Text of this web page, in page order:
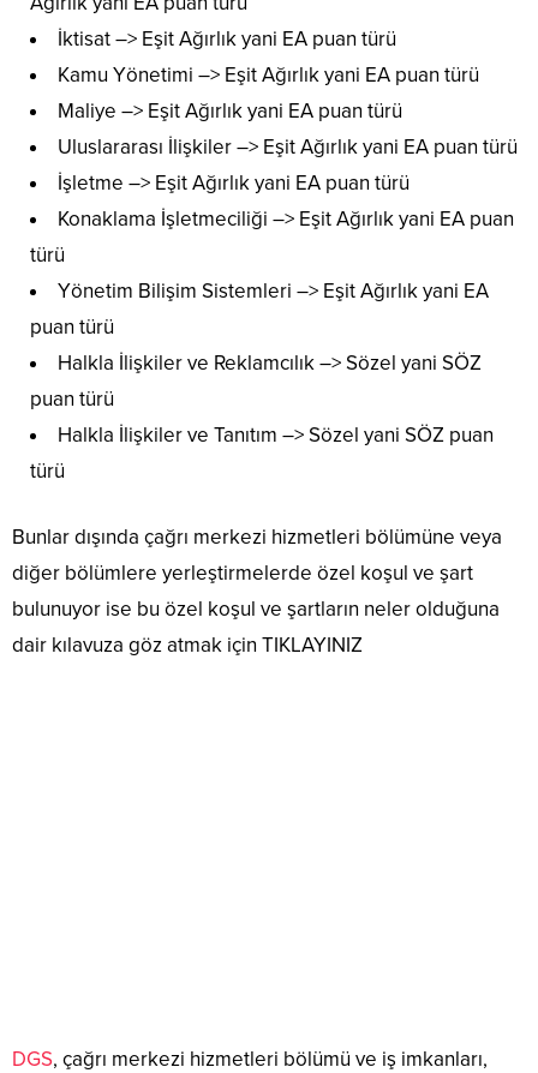
İktisat –> Eşit Ağırlık yani EA puan türü
Kamu Yönetimi –> Eşit Ağırlık yani EA puan türü
Maliye –> Eşit Ağırlık yani EA puan türü
Uluslararası İlişkiler –> Eşit Ağırlık yani EA puan türü
İşletme –> Eşit Ağırlık yani EA puan türü
Konaklama İşletmeciliği –> Eşit Ağırlık yani EA puan
türü
Yönetim Bilişim Sistemleri –> Eşit Ağırlık yani EA
puan türü
Halkla İlişkiler ve Reklamcılık –> Sözel yani SÖZ
puan türü
Halkla İlişkiler ve Tanıtım –> Sözel yani SÖZ puan
türü
Bunlar dışında çağrı merkezi hizmetleri bölümüne veya
diğer bölümlere yerleştirmelerde özel koşul ve şart
bulunuyor ise bu özel koşul ve şartların neler olduğuna
dair kılavuza göz atmak için TIKLAYINIZ
DGS, çağrı merkezi hizmetleri bölümü ve iş imkanları,